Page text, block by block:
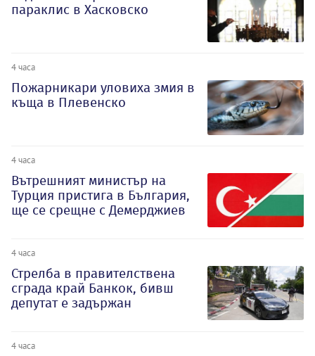
параклис в Хасковско
4 часа
Пожарникари уловиха змия в
къща в Плевенско
4 часа
Вътрешният министър на
Турция пристига в България,
ще се срещне с Демерджиев
4 часа
Стрелба в правителствена
сграда край Банкок, бивш
депутат е задържан
4 часа